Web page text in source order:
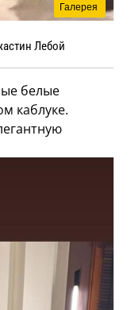
Галерея
Лебой
белые
каблуке.